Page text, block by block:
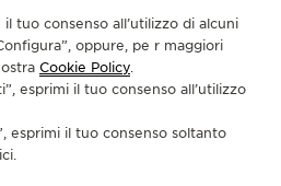
PAGINA INSTAGRAM DI JAEGER-
ALLA PAGINA LINKEDIN DI JAEGER-
VAI ALLA PAGINA FACEBOOK DI
VAI ALLA PAGINA YOUTUBE
VAI ALLA PAGINA
VAI ALLA PAGINA
NEWSLETTER
tuo consenso all’utilizzo di alcuni
oppure, pe r maggiori
Cookie Policy.
esprimi il tuo consenso all’utilizzo
esprimi il tuo consenso soltanto